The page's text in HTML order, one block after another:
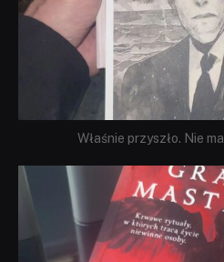
Właśnie przyszło. Nie
Sie